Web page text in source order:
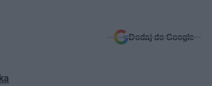
Dodaj do Google